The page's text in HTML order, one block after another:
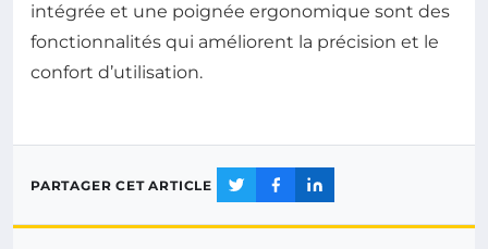
intégrée et une poignée ergonomique sont des
fonctionnalités qui améliorent la précision et le
confort d’utilisation.
PARTAGER CET ARTICLE